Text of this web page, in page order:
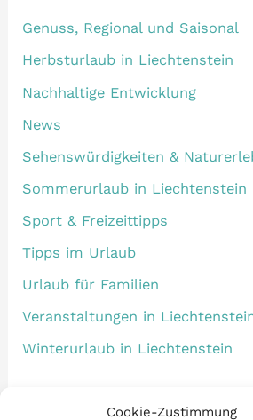
Cookie-Zustimmung
Genuss, Regional und Saisonal
Herbsturlaub in Liechtenstein
Nachhaltige Entwicklung
News
Sehenswürdigkeiten &
Sommerurlaub in Liechtenstein
Sport & Freizeittipps
Tipps im Urlaub
Urlaub für Familien
Veranstaltungen in
Winterurlaub in Liechtenstein